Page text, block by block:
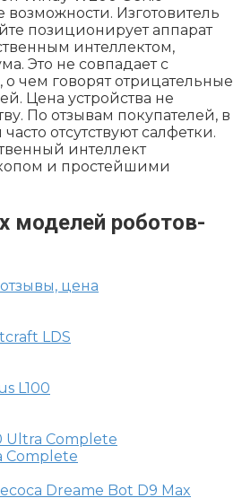
возможности. Изготовитель
позиционирует аппарат
интеллектом,
Это не совпадает с
о чем говорят отрицательные
Цена устройства не
По отзывам покупателей, в
отсутствуют салфетки.
интеллект
и простейшими
моделей роботов-
Complete